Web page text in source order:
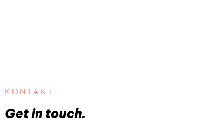
KONTAKT
Get in touch.